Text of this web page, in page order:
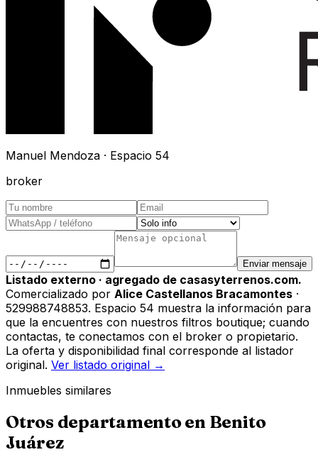
Manuel Mendoza · Espacio 54
broker
Enviar mensaje
Listado externo · agregado de casasyterrenos.com.
Comercializado por Alice Castellanos Bracamontes ·
529988748853. Espacio 54 muestra la información para
que la encuentres con nuestros filtros boutique; cuando
contactas, te conectamos con el broker o propietario.
La oferta y disponibilidad final corresponde al listador
original. Ver listado original →
Inmuebles similares
Otros departamentoen Benito
Juárez